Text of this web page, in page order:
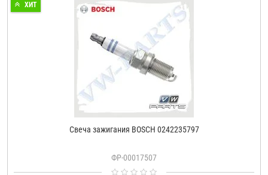
ХИТ
Свеча зажигания BOSCH 0242235797
ФР-00017507